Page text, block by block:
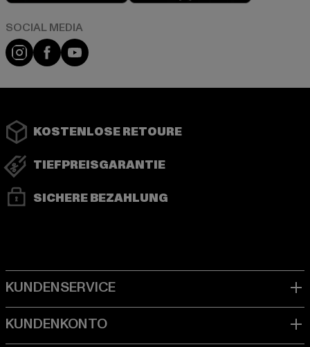
Instagram
FacebookYouTube
KOSTENLOSE RETOURE
TIEFPREISGARANTIE
SICHERE BEZAHLUNG